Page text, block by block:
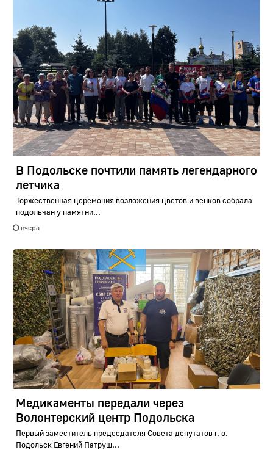
В Подольске почтили память легендарного
летчика
Торжественная церемония возложения цветов и венков собрала
подольчан у памятни...
вчера
Медикаменты передали через
Волонтерский центр Подольска
Первый заместитель председателя Совета депутатов г. о.
Подольск Евгений Патруш...